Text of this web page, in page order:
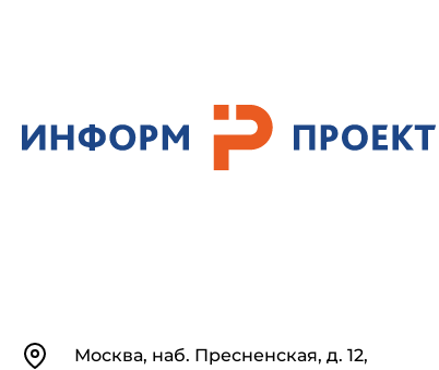
КонтактыМосква, наб. Пресненская, д. 12,